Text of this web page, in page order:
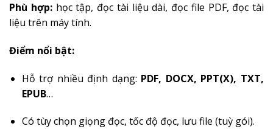
Phù hợp:học tập, đọc tài liệu dài, đọc file PDF, đọc tài
liệu trên máy tính.
Điểm nổi bật:
Hỗ trợ nhiều định dạng: PDF, DOCX, PPT(X), TXT,
EPUB…
Có tùy chọn giọng đọc, tốc độ đọc, lưu file (tuỳ gói).